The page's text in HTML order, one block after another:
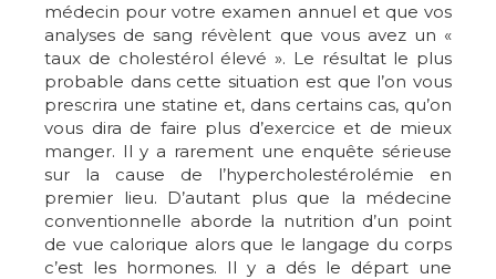
médecin pour votre examen annuel et que vos
analyses de sang révèlent que vous avez un «
taux de cholestérol élevé ». Le résultat le plus
probable dans cette situation est que l’on vous
prescrira une statine et, dans certains cas, qu’on
vous dira de faire plus d’exercice et de mieux
manger. Il y a rarement une enquête sérieuse
sur la cause de l’hypercholestérolémie en
premier lieu. D’autant plus que la médecine
conventionnelle aborde la nutrition d’un point
de vue calorique alors que le langage du corps
c’est les hormones. Il y a dés le départ une